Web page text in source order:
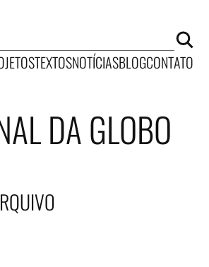
TEXTOSNOTÍCIASBLOGCONTATO
DA GLOBO